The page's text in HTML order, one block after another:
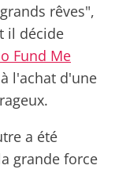
rêves",
il décide
Fund Me
l'achat d'une
a été
grande force